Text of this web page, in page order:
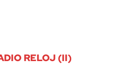
RELOJ (II)